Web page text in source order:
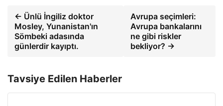
← Ünlü İngiliz doktor
Mosley, Yunanistan'ın
Sömbeki adasında
günlerdir kayıptı.
Avrupa seçimleri:
Avrupa bankalarını
ne gibi riskler
bekliyor? →
Tavsiye Edilen Haberler